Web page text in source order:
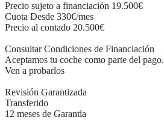
Precio sujeto a financiación 19.500€
Cuota Desde 330€/mes
Precio al contado 20.500€
Consultar Condiciones de Financiación
Aceptamos tu coche como parte del pago.
Ven a probarlos
Revisión Garantizada
Transferido
12 meses de Garantía